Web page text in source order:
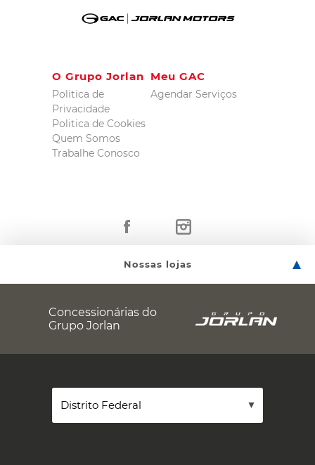
O Grupo Jorlan
Politica de
Privacidade
Politica de Cookies
Quem Somos
Trabalhe Conosco
Meu GAC
Agendar Serviços
Nossas lojas
Concessionárias do
Grupo Jorlan